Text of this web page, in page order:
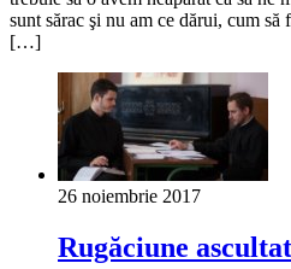
sunt sărac şi nu am ce dărui, cum să
[…]
26 noiembrie 2017
Rugăciune